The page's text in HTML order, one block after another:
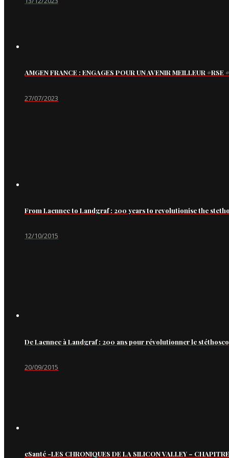
AMGEN FRANCE : ENGAGES POUR UN AVENIR MEILLEUR
27/07/2023
From Laennec to Landgraf : 200 years to revolutionise the
12/10/2015
De Laennec à Landgraf : 200 ans pour révolutionner le
20/09/2015
eSanté -LES CHRONIQUES DE LA SILICON VALLEY –